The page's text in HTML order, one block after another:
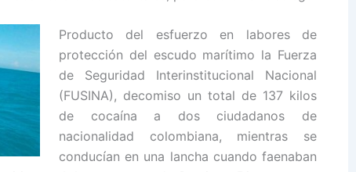
Producto del esfuerzo en labores de
protección del escudo marítimo la Fuerza
de Seguridad Interinstitucional Nacional
(FUSINA), decomiso un total de 137 kilos
de cocaína a dos ciudadanos de
nacionalidad colombiana, mientras se
conducían en una lancha cuando faenaban